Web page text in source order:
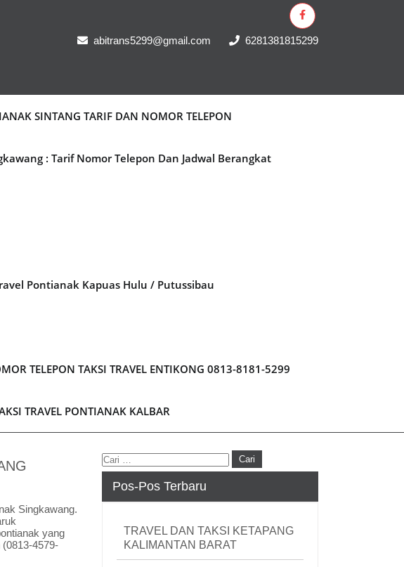
abitrans5299@gmail.com 6281381815299
SINTANG TARIF DAN NOMOR TELEPON
: Tarif Nomor Telepon Dan Jadwal Berangkat
Pontianak Kapuas Hulu / Putussibau
TELEPON TAKSI TRAVEL ENTIKONG 0813-8181-5299
TRAVEL PONTIANAK KALBAR
Singkawang.
yang
4579-
Pos-Pos Terbaru
TRAVEL DAN TAKSI KETAPANG
KALIMANTAN BARAT